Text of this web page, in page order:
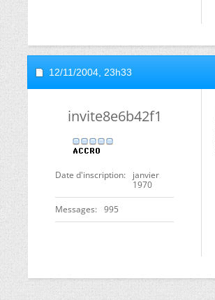
12/11/2004, 23h33
invite8e6b42f1
Date d'inscription
janvier
1970
Messages 995